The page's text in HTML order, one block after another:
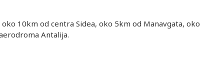
oko 10km od centra Sidea, oko 5km od Manavgata, oko
Antalija.